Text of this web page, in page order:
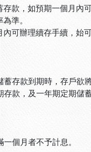
款，如預期一個月內
準。
可辦理續存手續，始
存款到期時，存戶欲
款，及一年期定期儲
個月者不予計息。